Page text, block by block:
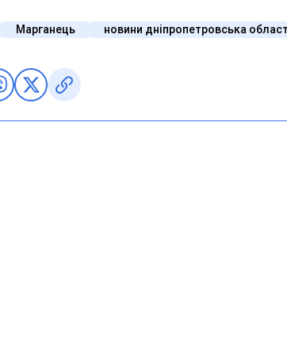
Марганець новини дніпропетровська